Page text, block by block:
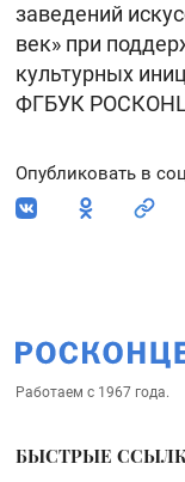
заведений
век» при
культурных
ФГБУК
Опубликовать в
Работаем с 1967 года.
БЫСТРЫЕ